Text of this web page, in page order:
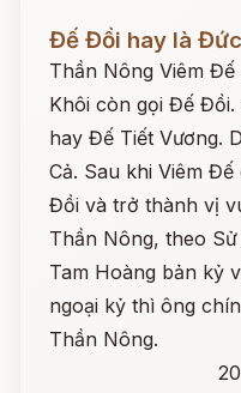
Đọc ngay
Đế Đồi hay là
Thần Nông Viêm
Khôi còn gọi Đế
hay Đế Tiết Vương.
Cả. Sau khi Viêm
Đồi và trở thành vị
Thần Nông, theo
Tam Hoàng bản kỷ
ngoại kỷ thì ông
Thần Nông.